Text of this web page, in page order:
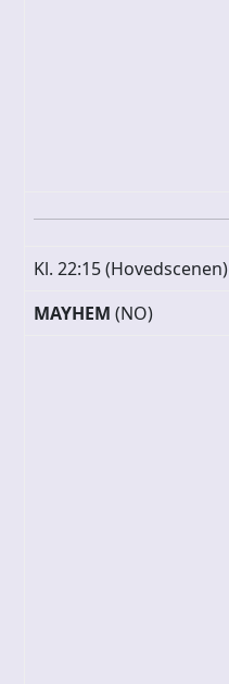
Kl. 22:15 (Hovedscenen)
MAYHEM (NO)